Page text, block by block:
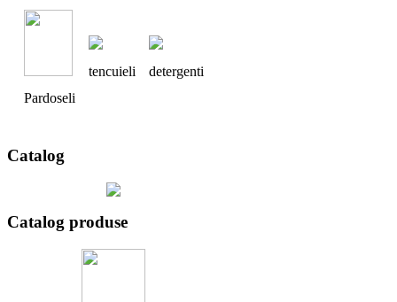
Pardoseli
tencuieli detergenti
Catalog
Catalog produse